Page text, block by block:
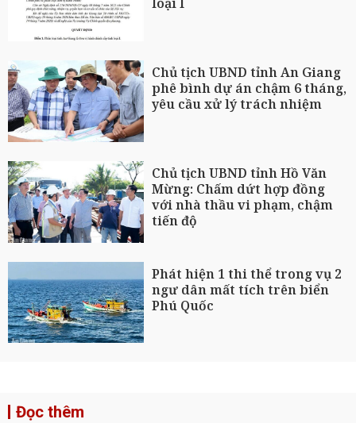
loại I
Chủ tịch UBND tỉnh An Giang
phê bình dự án chậm 6 tháng,
yêu cầu xử lý trách nhiệm
Chủ tịch UBND tỉnh Hồ Văn
Mừng: Chấm dứt hợp đồng
với nhà thầu vi phạm, chậm
tiến độ
Phát hiện 1 thi thể trong vụ 2
ngư dân mất tích trên biển
Phú Quốc
Đọc thêm